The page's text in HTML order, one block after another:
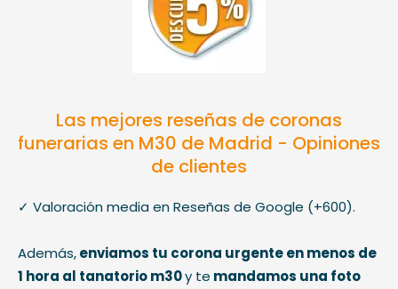
Las mejores reseñas de coronas
funerarias en M30 de Madrid - Opiniones
de clientes
✓ Valoración media en Reseñas de Google (+600).
Además,enviamos tu corona urgenteen menos de
1 hora al tanatorio m30y te mandamos una foto